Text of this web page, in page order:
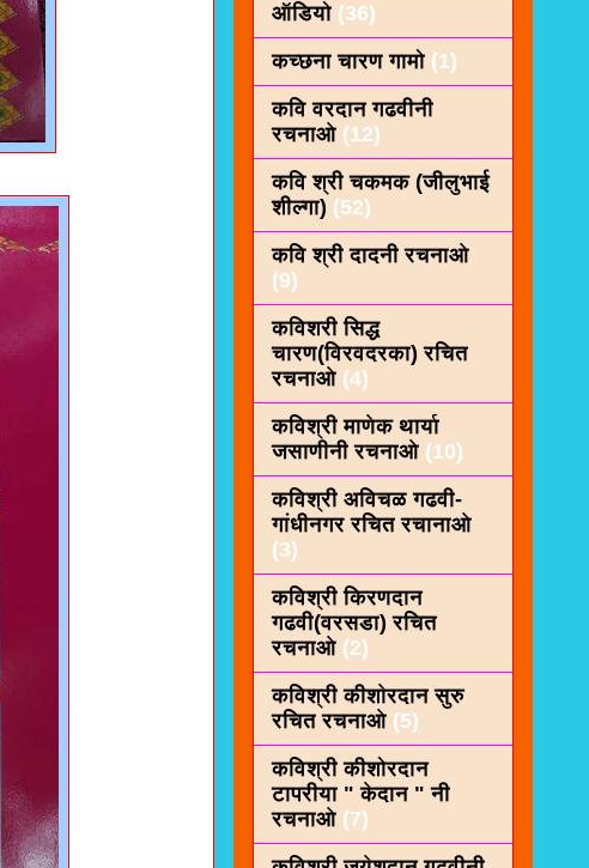
ऑडियो (36)
कच्छना चारण गामो (1)
कवि वरदान गढवीनी
रचनाओ (12)
कवि श्री चकमक (जीलुभाई
शील्गा) (52)
कवि श्री दादनी रचनाओ
(9)
कविशरी सिद्ध
चारण(विरवदरका) रचित
रचनाओ (4)
कविश्री माणेक थार्या
जसाणीनी रचनाओ (10)
कविश्री अविचळ गढवी-
गांधीनगर रचित रचानाओ
(3)
कविश्री किरणदान
गढवी(वरसडा) रचित
रचनाओ (2)
कविश्री कीशाेरदान सुरु
रचित रचनाओ (5)
कविश्री कीशोरदान
टापरीया " केदान " नी
रचनाओ (7)